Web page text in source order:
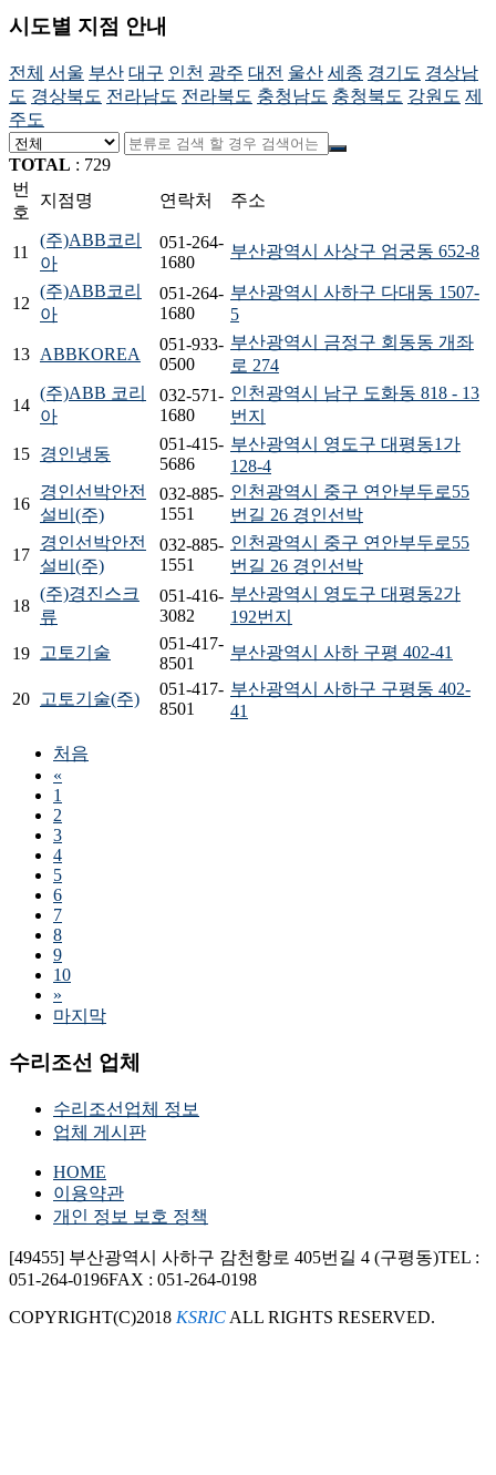
시도별 지점 안내
전체 서울 부산 대구 인천 광주 대전 울산 세종 경기도 경상남
도 경상북도 전라남도 전라북도 충청남도 충청북도 강원도 제
주도
TOTAL : 729
번
호
지점명 연락처 주소
11
(주)ABB코리
아
051-264-
1680
부산광역시 사상구 엄궁동 652-8
12
(주)ABB코리
아
051-264-
1680
부산광역시 사하구 다대동 1507-
5
13 ABBKOREA
051-933-
0500
부산광역시 금정구 회동동 개좌
로 274
14
(주)ABB 코리
아
032-571-
1680
인천광역시 남구 도화동 818 - 13
번지
15 경인냉동
051-415-
5686
부산광역시 영도구 대평동1가
128-4
16
경인선박안전
설비(주)
032-885-
1551
인천광역시 중구 연안부두로55
번길 26 경인선박
17
경인선박안전
설비(주)
032-885-
1551
인천광역시 중구 연안부두로55
번길 26 경인선박
18
(주)경진스크
류
051-416-
3082
부산광역시 영도구 대평동2가
192번지
19
고토기술
051-417-
8501
부산광역시 사하 구평 402-41
20 고토기술(주)
051-417-
8501
부산광역시 사하구 구평동 402-
41
처음
«
1
2
3
4
5
6
7
8
9
10
»
마지막
수리조선 업체
수리조선업체 정보
업체 게시판
HOME
이용약관
개인 정보 보호 정책
[49455] 부산광역시 사하구 감천항로 405번길 4 (구평동)TEL :
051-264-0196FAX : 051-264-0198
COPYRIGHT(C)2018 KSRIC ALL RIGHTS RESERVED.